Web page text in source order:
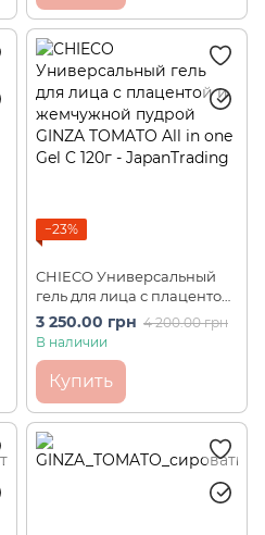
−23%
CHIECO Универсальный
гель для лица с плацентой
и жемчужной пудрой
GINZA TOMATO All in one
3 250.00 грн 4 200.00 грн
В наличии
Купить